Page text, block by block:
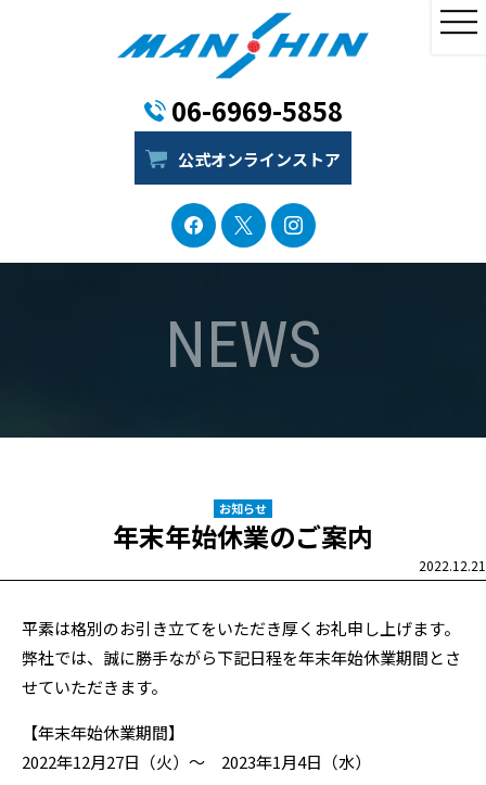
06-6969-5858
公式オンラインストア
NEWS
お知らせ
年末年始休業のご案内
2022.12.21
平素は格別のお引き立てをいただき厚くお礼申し上げます。
弊社では、誠に勝手ながら下記日程を年末年始休業期間とさ
せていただきます。
【年末年始休業期間】
2022年12月27日（火）～ 2023年1月4日（水）